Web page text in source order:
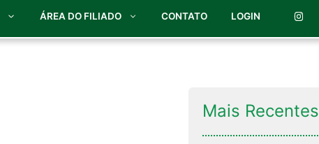
ÁREA DO FILIADO CONTATO LOGIN
Mais Recentes